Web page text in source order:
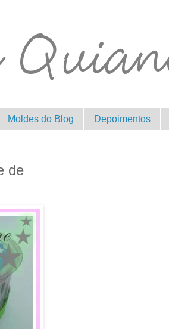
Moldes do Blog Depoimentos
de